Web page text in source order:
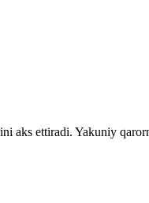
aks ettiradi. Yakuniy